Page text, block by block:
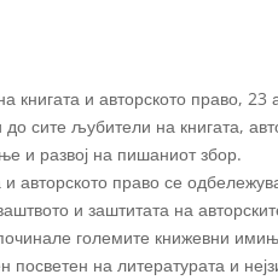
книгата и авторското право,
до сите љубители на книгата,
и развој на пишаниот збор.
и авторското право се
и заштитата на
големите книжевни
посветен на литературата и